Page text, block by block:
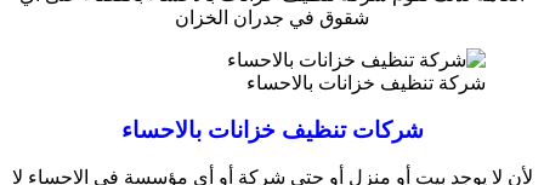
شقوق في جدران الخزان
شركة تنظيف خزانات بالاحساء
شركات تنظيف خزانات بالاحساء
لأن لا يوجد بيت أو منزل أو حتى شركة أو أي مؤسسة في الاحساء لا